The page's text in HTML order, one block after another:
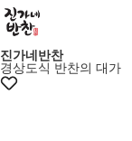
진가네반찬
경상도식 반찬의 대가